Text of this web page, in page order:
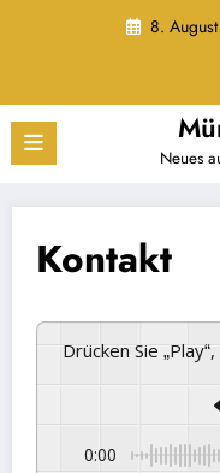
8.
Neues
Kontakt
Drücken Sie
0:00